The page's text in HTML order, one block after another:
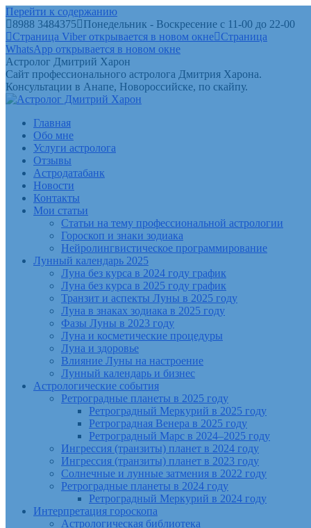
Перейти к содержанию
8988 3484375
Понедельник - Воскресение с 11-00 до 22-00
Страница Viber открывается в новом окне
Страница
WhatsApp открывается в новом окне
Астролог Дмитрий Харон
Сайт профессионального астролога Дмитрия Харона.
Консультации в Анапе, Новороссийске, по скайпу.
Главная
Обо мне
Услуги астролога
Отзывы
Астродатабанк
Новости
Контакты
Мои статьи
Статьи на тему профессиональной астрологии
Гороскоп и знаки зодиака
Нейролингвистическое программирование
Лунный календарь 2025
Луна без курса в 2024 году график
Луна без курса в 2025 году график
Транзит и аспекты Луны в 2025 году
Луна в знаках зодиака в 2025 году
Фазы Луны в 2023 году
Луна и косметические процедуры
Луна и здоровье
Влияние Луны на настроение
Лунный календарь и бизнес
Астрологические события
Ретроградные планеты в 2025 году
Ретроградный Меркурий в 2025 году
Ретроградная Венера в 2025 году
Ретроградный Марс в 2024–2025 году
Ингрессия (транзиты) планет в 2024 году
Ингрессия (транзиты) планет в 2023 году
Солнечные и лунные затмения в 2022 году
Ретроградные планеты в 2024 году
Ретроградный Меркурий в 2024 году
Интерпретация гороскопа
Астрологическая библиотека